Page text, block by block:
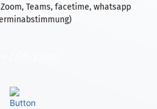
Teams, facetime, whatsapp